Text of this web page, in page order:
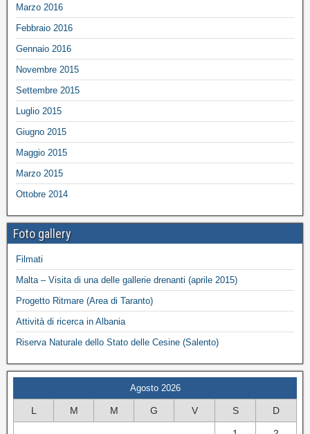
Marzo 2016
Febbraio 2016
Gennaio 2016
Novembre 2015
Settembre 2015
Luglio 2015
Giugno 2015
Maggio 2015
Marzo 2015
Ottobre 2014
Foto gallery
Filmati
Malta – Visita di una delle gallerie drenanti (aprile 2015)
Progetto Ritmare (Area di Taranto)
Attività di ricerca in Albania
Riserva Naturale dello Stato delle Cesine (Salento)
Agosto 2026
L M M G V S D